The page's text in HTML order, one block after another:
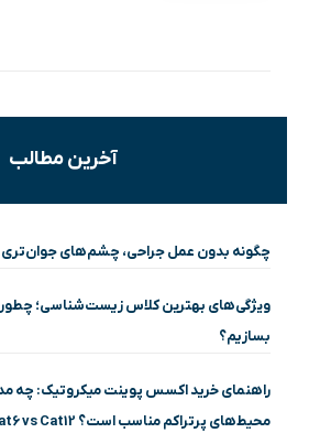
آخرین مطالب
چگونه بدون عمل جراحی، چشم‌های جوان‌تری
ویژگی‌های بهترین کلاس زیست‌شناسی؛ چطور
بسازیم؟
راهنمای خرید اکسس پوینت میکروتیک: چه
محیط‌های پرتراکم مناسب است؟ Cat4 vs Cat6 vs Cat12